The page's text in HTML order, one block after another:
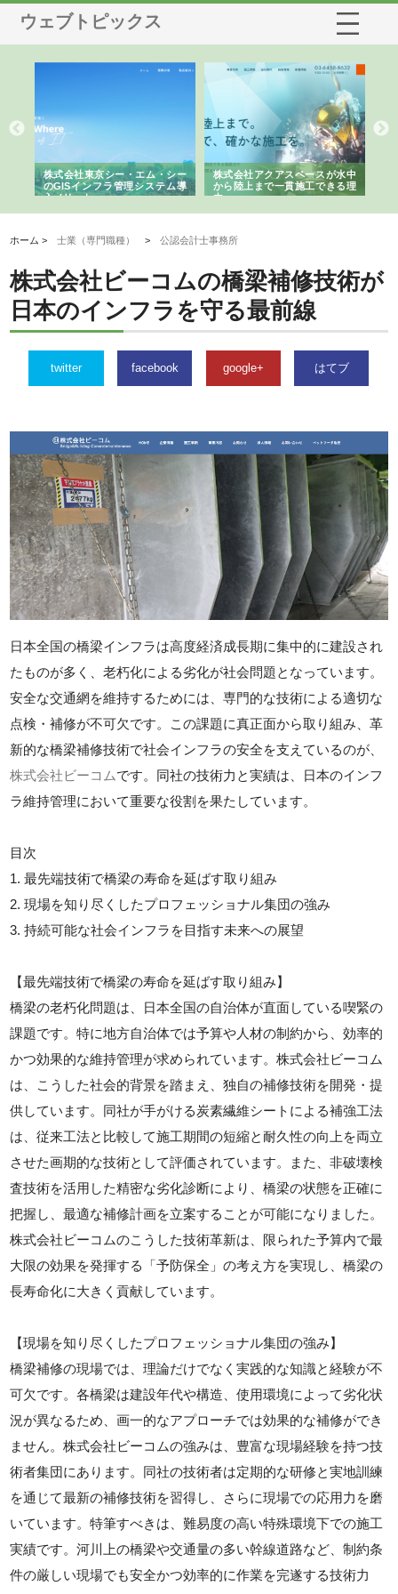
ウェブトピックス
株式会社東京シー・エム・シー
のGISインフラ管理システム導
入メリット
株式会社アクアスペースが水中
から陸上まで一貫施工できる理
由
ホーム >士業（専門職種） >公認会計士事務所
株式会社ビーコムの橋梁補修技術が
日本のインフラを守る最前線
twitter facebook google+ はてブ
日本全国の橋梁インフラは高度経済成長期に集中的に建設され
たものが多く、老朽化による劣化が社会問題となっています。
安全な交通網を維持するためには、専門的な技術による適切な
点検・補修が不可欠です。この課題に真正面から取り組み、革
新的な橋梁補修技術で社会インフラの安全を支えているのが、
株式会社ビーコムです。同社の技術力と実績は、日本のインフ
ラ維持管理において重要な役割を果たしています。
目次
1. 最先端技術で橋梁の寿命を延ばす取り組み
2. 現場を知り尽くしたプロフェッショナル集団の強み
3. 持続可能な社会インフラを目指す未来への展望
【最先端技術で橋梁の寿命を延ばす取り組み】
橋梁の老朽化問題は、日本全国の自治体が直面している喫緊の
課題です。特に地方自治体では予算や人材の制約から、効率的
かつ効果的な維持管理が求められています。株式会社ビーコム
は、こうした社会的背景を踏まえ、独自の補修技術を開発・提
供しています。同社が手がける炭素繊維シートによる補強工法
は、従来工法と比較して施工期間の短縮と耐久性の向上を両立
させた画期的な技術として評価されています。また、非破壊検
査技術を活用した精密な劣化診断により、橋梁の状態を正確に
把握し、最適な補修計画を立案することが可能になりました。
株式会社ビーコムのこうした技術革新は、限られた予算内で最
大限の効果を発揮する「予防保全」の考え方を実現し、橋梁の
長寿命化に大きく貢献しています。
【現場を知り尽くしたプロフェッショナル集団の強み】
橋梁補修の現場では、理論だけでなく実践的な知識と経験が不
可欠です。各橋梁は建設年代や構造、使用環境によって劣化状
況が異なるため、画一的なアプローチでは効果的な補修ができ
ません。株式会社ビーコムの強みは、豊富な現場経験を持つ技
術者集団にあります。同社の技術者は定期的な研修と実地訓練
を通じて最新の補修技術を習得し、さらに現場での応用力を磨
いています。特筆すべきは、難易度の高い特殊環境下での施工
実績です。河川上の橋梁や交通量の多い幹線道路など、制約条
件の厳しい現場でも安全かつ効率的に作業を完遂する技術力